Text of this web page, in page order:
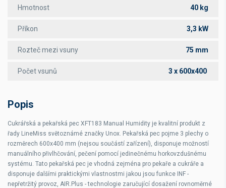
Hmotnost 40 kg
Příkon 3,3 kW
Rozteč mezi vsuny 75 mm
Počet vsunů 3 x 600x400
Popis
Cukrářská a pekařská pec XFT183 Manual Humidity je kvalitní produkt z
řady LineMiss světoznámé značky Unox. Pekařská pec pojme 3 plechy o
rozměrech 600x400 mm (nejsou součástí zařízení), disponuje možností
manuálního přivlhčování, pečení pomocí jedinečnému horkovzdušnému
systému. Tato pekařská pec je vhodná zejména pro pekaře a cukráře a
disponuje dalšími praktickými vlastnostmi jakou jsou funkce INF -
nepřetržitý provoz, AIR.Plus - technologie zaručující dosažení rovnoměrné